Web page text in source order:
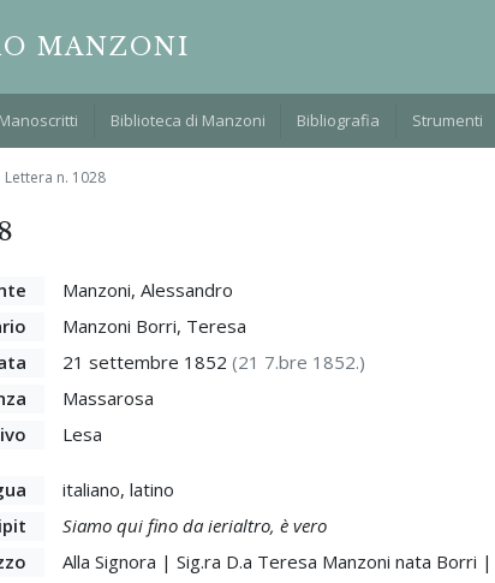
MANZONI
Manoscritti Biblioteca di Manzoni Bibliografia Strumenti
Lettera n. 1028
Manzoni, Alessandro
Manzoni Borri, Teresa
21 settembre 1852 (21 7.bre 1852.)
Massarosa
Lesa
italiano, latino
Siamo qui fino da ierialtro, è vero
Alla Signora | Sig.ra D.a Teresa Manzoni nata Borri